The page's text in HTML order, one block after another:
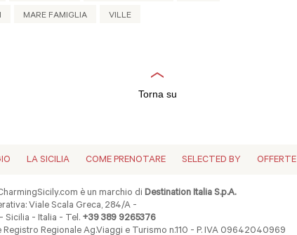
MARE FAMIGLIA VILLE
Torna su
LA SICILIA COME PRENOTARE SELECTED BY OFFERTE
è un marchio diDestination Italia S.p.A.
Viale Scala Greca, 284/A -
Sicilia - Italia - Tel. +39 389 9265376
Registro Regionale Ag.Viaggi e Turismo n.110 - P. IVA 09642040969